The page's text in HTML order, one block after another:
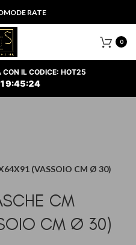
RATE
0
IL CODICE: HOT25
:45:24
(VASSOIO CM Ø 30)
CM
CM Ø 30)